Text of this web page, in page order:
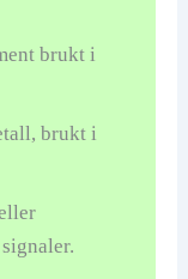
brukt i
brukt i